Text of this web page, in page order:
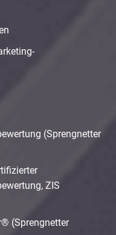
(Sprengnetter
ZIS
(Sprengnetter